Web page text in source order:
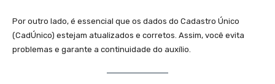
Por outro lado, é essencial que os dados do Cadastro Único
(CadÚnico) estejam atualizados e corretos. Assim, você evita
problemas e garante a continuidade do auxílio.